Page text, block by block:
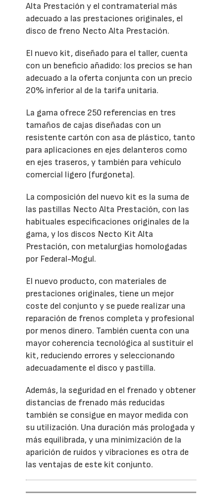
Alta Prestación y el contramaterial más
adecuado a las prestaciones originales, el
disco de freno Necto Alta Prestación.
El nuevo kit, diseñado para el taller, cuenta
con un beneficio añadido: los precios se han
adecuado a la oferta conjunta con un precio
20% inferior al de la tarifa unitaria.
La gama ofrece 250 referencias en tres
tamaños de cajas diseñadas con un
resistente cartón con asa de plástico, tanto
para aplicaciones en ejes delanteros como
en ejes traseros, y también para vehículo
comercial ligero (furgoneta).
La composición del nuevo kit es la suma de
las pastillas Necto Alta Prestación, con las
habituales especificaciones originales de la
gama, y los discos Necto Kit Alta
Prestación, con metalurgias homologadas
por Federal-Mogul.
El nuevo producto, con materiales de
prestaciones originales, tiene un mejor
coste del conjunto y se puede realizar una
reparación de frenos completa y profesional
por menos dinero. También cuenta con una
mayor coherencia tecnológica al sustituir el
kit, reduciendo errores y seleccionando
adecuadamente el disco y pastilla.
Además, la seguridad en el frenado y obtener
distancias de frenado más reducidas
también se consigue en mayor medida con
su utilización. Una duración más prologada y
más equilibrada, y una minimización de la
aparición de ruidos y vibraciones es otra de
las ventajas de este kit conjunto.